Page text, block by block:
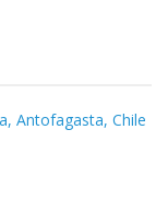
Antofagasta, Chile